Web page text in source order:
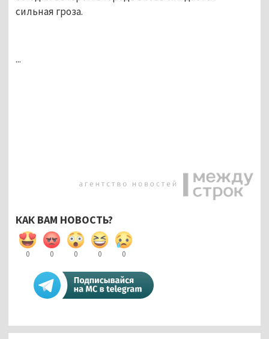
сильная гроза.
...
КАК ВАМ НОВОСТЬ?
0 0 0 0 0